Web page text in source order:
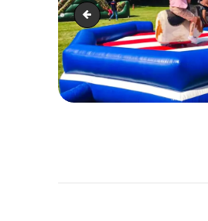
Taureau mécanique cambrai